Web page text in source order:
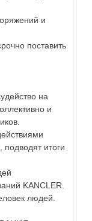
и
поставить
на
и
подводят итоги
KANCLER.
людей.